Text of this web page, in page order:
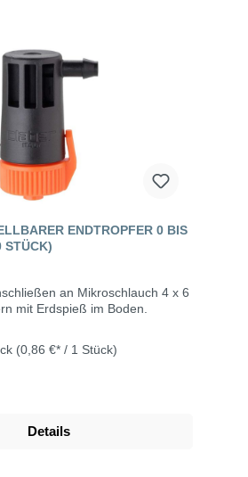
ENDTROPFER 0 BIS
STÜCK)
an Mikroschlauch 4 x 6
mit Erdspieß im Boden.
(0,86 €* / 1 Stück)
Details